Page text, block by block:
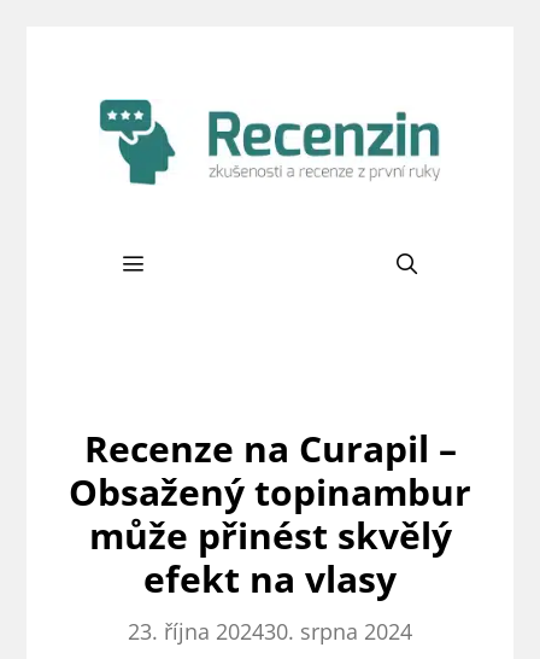
Recenze na Curapil –
Obsažený topinambur
může přinést skvělý
efekt na vlasy
23. října 202430. srpna 2024